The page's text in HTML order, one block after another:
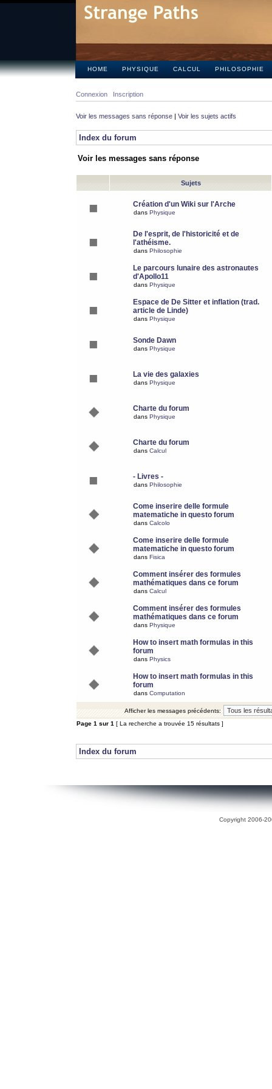
HOME PHYSIQUE CALCUL PHILOSOPHIE
Connexion Inscription
Voir les messages sans réponse | Voir les sujets actifs
Index du forum
Voir les messages sans réponse
Sujets
Création d'un Wiki sur l'Arche
dans Physique
De l'esprit, de l'historicité et de
l'athéisme.
dans Philosophie
Le parcours lunaire des astronautes
d'Apollo11
dans Physique
Espace de De Sitter et inflation (trad.
article de Linde)
dans Physique
Sonde Dawn
dans Physique
La vie des galaxies
dans Physique
Charte du forum
dans Physique
Charte du forum
dans Calcul
- Livres -
dans Philosophie
Come inserire delle formule
matematiche in questo forum
dans Calcolo
Come inserire delle formule
matematiche in questo forum
dans Fisica
Comment insérer des formules
mathématiques dans ce forum
dans Calcul
Comment insérer des formules
mathématiques dans ce forum
dans Physique
How to insert math formulas in this
forum
dans Physics
How to insert math formulas in this
forum
dans Computation
Afficher les messages précédents:
Page 1 sur 1 [ La recherche a trouvée 15 résultats ]
Index du forum
Copyright 2006-